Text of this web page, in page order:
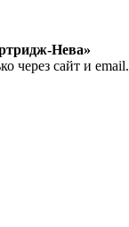
Нева»
через сайт и email.